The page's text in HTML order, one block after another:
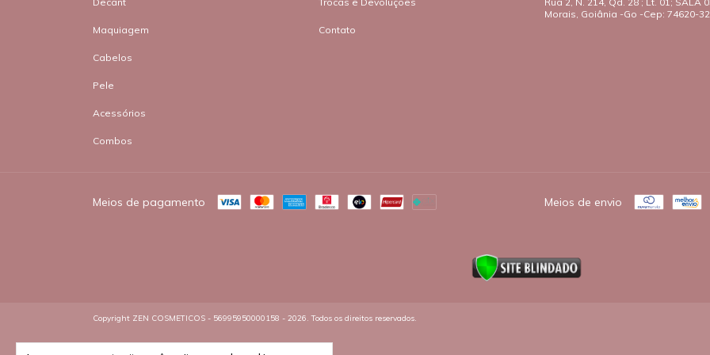
Maquiagem
Cabelos
Pele
Acessórios
Combos
Contato
Morais, Goiânia -Go -Cep: 74620-
Meios de pagamento Meios de envio
Copyright ZEN COSMETICOS - 56995950000158 - 2026. Todos os direitos reservados.